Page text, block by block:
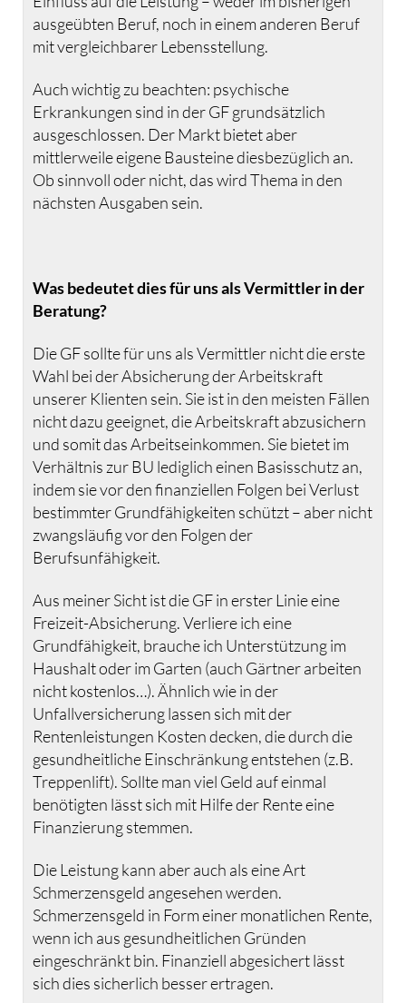
ausgeübten Beruf, noch in einem anderen Beruf
mit vergleichbarer Lebensstellung.
Auch wichtig zu beachten: psychische
Erkrankungen sind in der GF grundsätzlich
ausgeschlossen. Der Markt bietet aber
mittlerweile eigene Bausteine diesbezüglich an.
Ob sinnvoll oder nicht, das wird Thema in den
nächsten Ausgaben sein.
Was bedeutet dies für uns als Vermittler in der
Beratung?
Die GF sollte für uns als Vermittler nicht die erste
Wahl bei der Absicherung der Arbeitskraft
unserer Klienten sein. Sie ist in den meisten Fällen
nicht dazu geeignet, die Arbeitskraft abzusichern
und somit das Arbeitseinkommen. Sie bietet im
Verhältnis zur BU lediglich einen Basisschutz an,
indem sie vor den finanziellen Folgen bei Verlust
bestimmter Grundfähigkeiten schützt – aber nicht
zwangsläufig vor den Folgen der
Berufsunfähigkeit.
Aus meiner Sicht ist die GF in erster Linie eine
Freizeit-Absicherung. Verliere ich eine
Grundfähigkeit, brauche ich Unterstützung im
Haushalt oder im Garten (auch Gärtner arbeiten
nicht kostenlos…). Ähnlich wie in der
Unfallversicherung lassen sich mit der
Rentenleistungen Kosten decken, die durch die
gesundheitliche Einschränkung entstehen (z.B.
Treppenlift). Sollte man viel Geld auf einmal
benötigten lässt sich mit Hilfe der Rente eine
Finanzierung stemmen.
Die Leistung kann aber auch als eine Art
Schmerzensgeld angesehen werden.
Schmerzensgeld in Form einer monatlichen Rente,
wenn ich aus gesundheitlichen Gründen
eingeschränkt bin. Finanziell abgesichert lässt
sich dies sicherlich besser ertragen.